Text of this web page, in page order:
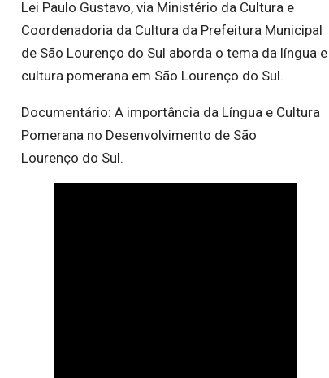
Lei Paulo Gustavo, via Ministério da Cultura e
Coordenadoria da Cultura da Prefeitura Municipal
de São Lourenço do Sul aborda o tema da língua e
cultura pomerana em São Lourenço do Sul.
Documentário: A importância da Língua e Cultura
Pomerana no Desenvolvimento de São
Lourenço do Sul.